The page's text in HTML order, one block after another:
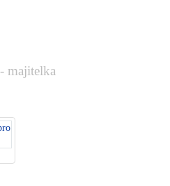
- majitelka